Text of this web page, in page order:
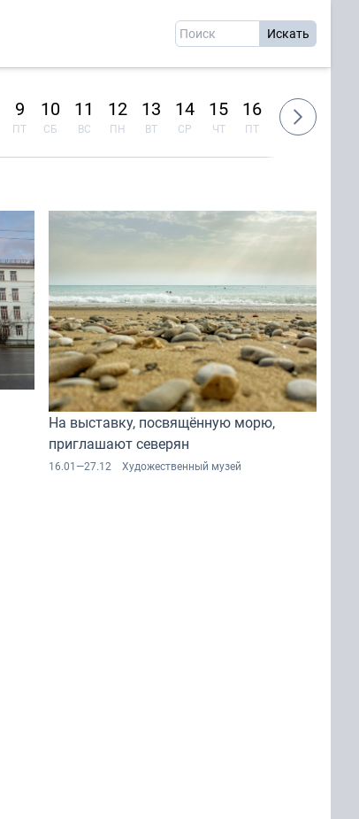
9
ПТ
10
СБ
11
ВС
12
ПН
13
ВТ
14
СР
15
ЧТ
16
ПТ
17
СБ
18
ВС
На выставку, посвящённую морю,
приглашают северян
16.01—27.12 Художественный музей